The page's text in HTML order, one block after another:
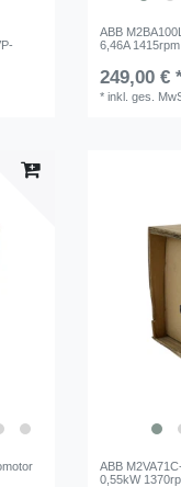
ABB
6,46A
249,00 €
*inkl. ges.
ABB
0,55kW